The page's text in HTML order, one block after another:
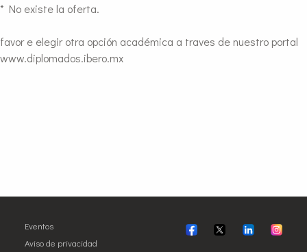
* No existe la oferta.
favor e elegir otra opción académica a traves de nuestro portal
www.diplomados.ibero.mx
Eventos
Aviso de privacidad